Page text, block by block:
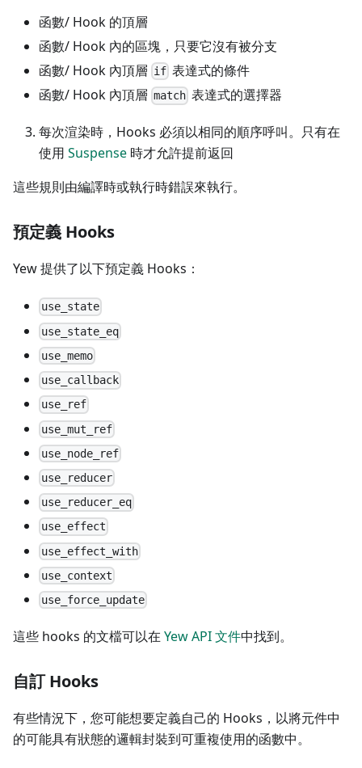
函數/ Hook 的頂層
函數/ Hook 內的區塊，只要它沒有被分支
函數/ Hook 內頂層 if 表達式的條件
函數/ Hook 內頂層 match 表達式的選擇器
每次渲染時，Hooks 必須以相同的順序呼叫。只有在
使用 Suspense 時才允許提前返回
這些規則由編譯時或執行時錯誤來執行。
預定義 Hooks
Yew 提供了以下預定義 Hooks：
use_state
use_state_eq
use_memo
use_callback
use_ref
use_mut_ref
use_node_ref
use_reducer
use_reducer_eq
use_effect
use_effect_with
use_context
use_force_update
這些 hooks 的文檔可以在 Yew API 文件中找到。
自訂 Hooks
有些情況下，您可能想要定義自己的 Hooks，以將元件中
的可能具有狀態的邏輯封裝到可重複使用的函數中。